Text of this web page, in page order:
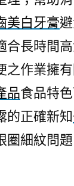
美白牙膏
合長時間
之作業擁
品食品特
的正確新知
圈細紋問題